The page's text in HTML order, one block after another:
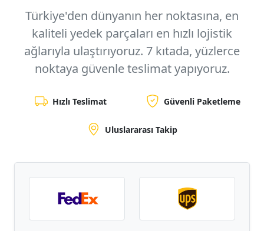
Türkiye'den dünyanın her noktasına, en
kaliteli yedek parçaları en hızlı lojistik
ağlarıyla ulaştırıyoruz. 7 kıtada, yüzlerce
noktaya güvenle teslimat yapıyoruz.
Hızlı Teslimat Güvenli Paketleme
Uluslararası Takip